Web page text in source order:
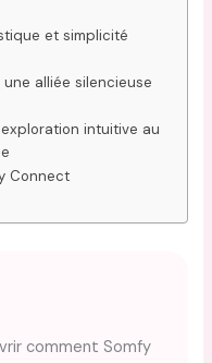
et simplicité
alliée silencieuse
intuitive au
Connect
comment Somfy